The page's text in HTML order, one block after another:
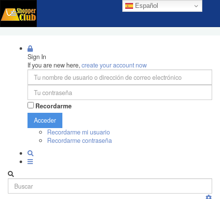
Español
Sign In
If you are new here,create your account now
Recordarme
Acceder
Recordarme mi usuario
Recordarme contraseña